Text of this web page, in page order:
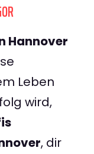
Hannover
Leben
wird,
, dir